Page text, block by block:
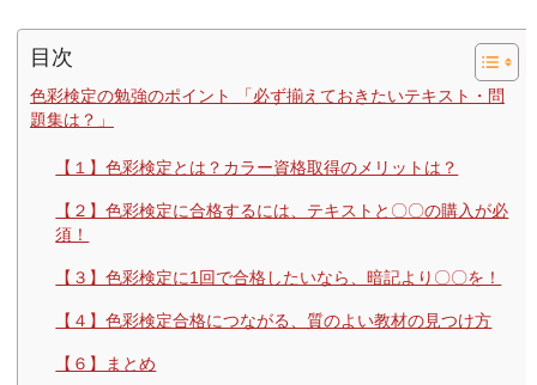
目次
色彩検定の勉強のポイント 「必ず揃えておきたいテキスト・問
題集は？」
【１】色彩検定とは？カラー資格取得のメリットは？
【２】色彩検定に合格するには、テキストと〇〇の購入が必
須！
【３】色彩検定に1回で合格したいなら、暗記より〇〇を！
【４】色彩検定合格につながる、質のよい教材の見つけ方
【６】まとめ